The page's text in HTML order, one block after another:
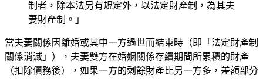
制者，除本法另有規定外，以法定財產制，為其夫
妻財產制。」
當夫妻關係因離婚或其中一方過世而結束時（即「法定財產制
關係消滅」），夫妻雙方在婚姻關係存續期間所累積的財產
（扣除債務後），如果一方的剩餘財產比另一方多，差額部分